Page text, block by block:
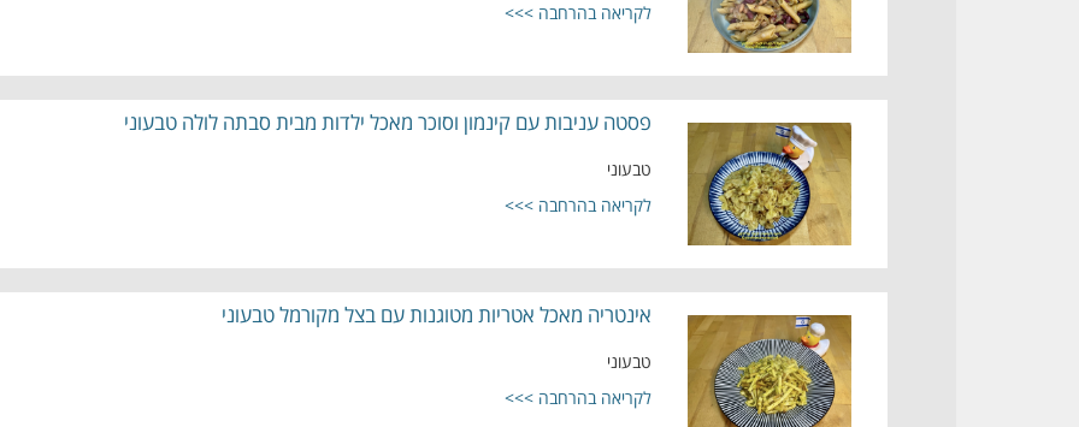
לקריאה בהרחבה >>>
פסטה עניבות עם קינמון וסוכר מאכל ילדות מבית סבתה לולה טבעוני
טבעוני
לקריאה בהרחבה >>>
אינטריה מאכל אטריות מטוגנות עם בצל מקורמל טבעוני
טבעוני
לקריאה בהרחבה >>>